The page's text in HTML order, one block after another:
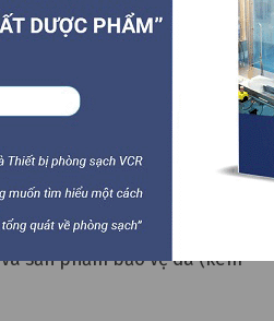
ra một cách thuận lợi,
mỹ phẩm đều đặc biệt quan
cho các sản phẩm mỹ phẩm
được đăng ký FDA bao gồm
điểm (phấn, son, cushion,
phẩm dưỡng da (kem
sản phẩm bảo vệ da (kem